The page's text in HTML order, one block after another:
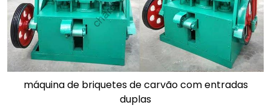
máquina de briquetes de carvão com entradas
duplas